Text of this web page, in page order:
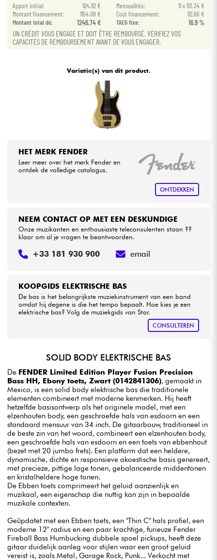
Bekijk onze merken
Apport initial: 104.92 € Mensualités:
11 x 113.34 €
Montant financement:
1154.08 € Coût financement:
92.66 €
Montant total dù:
1246.74 € TAEG fixe: 16.9 %
UN CRÉDIT VOUS ENGAGE ET DOIT ÊTRE REMBOURSÉ. VÉRIFIEZ VOS
CAPACITÉS DE REMBOURSEMENT AVANT DE VOUS ENGAGER.
Variatie(s) van dit product.
HET MERK FENDER
Leer meer over het merk Fender en
ontdek de volledige catalogus.
ONTDEKKEN
KOOPGIDS ELEKTRISCHE BAS
De bas is het belangrijkste muziekinstrument van een band
omdat hij degene is die het tempo bepaalt. Hoe kies je een
elektrische bas? Volg de muziekgids van Star.
CONSULTEREN
NEEM CONTACT OP MET EEN DESKUNDIGE
Onze muzikanten en enthousiaste teleconsulenten staan ??
klaar om al je vragen te beantwoorden.
+33 181 930 900 email
SOLID BODY ELEKTRISCHE BAS
De FENDER Limited Edition Player Fusion Precision
Bass HH, Ebony toets, Zwart (0142841306), gemaakt in
Mexico, is een solid body elektrische bas die traditionele
elementen combineert met moderne kenmerken. Hij heeft
hetzelfde basisontwerp als het originele model, met een
elzenhouten body, een geschroefde hals van esdoorn en een
standaard mensuur van 34 inch. De gitaarbouw, traditioneel in
de beste zin van het woord, combineert een elzenhouten body,
een geschroefde hals van esdoorn en een toets van ebbenhout
(bezet met 20 jumbo frets). Een platform dat een heldere,
dynamische, dichte en responsieve akoestische basis genereert,
met precieze, pittige lage tonen, gebalanceerde middentonen
en kristalheldere hoge tonen.
De Ebben toets comprimeert het geluid aanzienlijk en
muzikaal, een eigenschap die nuttig kan zijn in bepaalde
muzikale contexten.
Geüpdatet met een Ebben toets, een "Thin C" hals profiel, een
moderne 12" radius en een paar krachtige, furieuze Fender
Fireball Bass Humbucking dubbele spoel pickups, heeft deze
gitaar duidelijk aanleg voor stijlen waar een groot geluid
vereist is, zoals Metal, Garage Rock, Punk... Verkocht met